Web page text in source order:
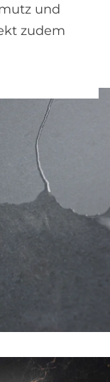
und
zudem